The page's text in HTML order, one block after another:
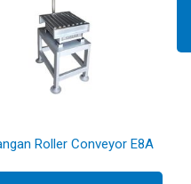
Roller Conveyor E8A